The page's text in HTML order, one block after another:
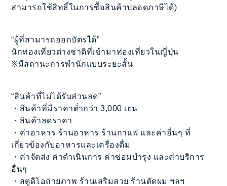
สามารถใช้สิทธิ์​ในการซื้อสินค้าปลอดภาษีได้)
“ผู้ที่สามารถออกบัตรได้”
นักท่องเที่ยวต่างชาติที่เข้ามาท่องเที่ยวในญี่ปุ่น
※มีสถานะการพำนักแบบระยะสั้น
“สินค้าที่ไม่ได้รับส่วนลด”
・สินค้าที่มีราคาต่ำกว่า 3,000 เยน
・สินค้าลดราคา
・ค่าอาหาร ร้านอาหาร ร้านกาแฟ และค่าอื่นๆ ที่
เกี่ยวข้องกับอาหารและเครื่องดื่ม
・ค่าจัดส่ง ค่าดำเนินการ ค่าซ่อมบำรุง และค่าบริการ
อื่นๆ
・สตูดิโอถ่ายภาพ ร้านเสริมสวย ร้านตัดผม ฯลฯ